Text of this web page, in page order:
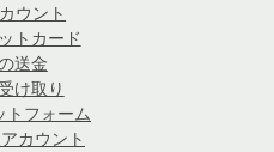
ウント
トカード
送金
け取り
トフォーム
カウント